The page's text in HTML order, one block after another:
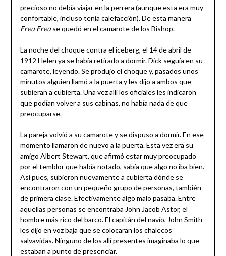
precioso no debía viajar en la perrera (aunque esta era muy
confortable, incluso tenía calefacción). De esta manera
Freu Freuse quedó en el camarote de los Bishop.
La noche del choque contra el iceberg, el 14 de abril de
1912 Helen ya se había retirado a dormir. Dick seguía en su
camarote, leyendo. Se produjo el choque y, pasados unos
minutos alguien llamó a la puerta y les dijo a ambos que
subieran a cubierta. Una vez allí los oficiales les indicaron
que podían volver a sus cabinas, no había nada de que
preocuparse.
La pareja volvió a su camarote y se dispuso a dormir. En ese
momento llamaron de nuevo a la puerta. Esta vez era su
amigo Albert Stewart, que afirmó estar muy preocupado
por el temblor que había notado, sabía que algo no iba bien.
Así pues, subieron nuevamente a cubierta dónde se
encontraron con un pequeño grupo de personas, también
de primera clase. Efectivamente algo malo pasaba. Entre
aquellas personas se encontraba John Jacob Astor, el
hombre más rico del barco. El capitán del navío, John Smith
les dijo en voz baja que se colocaran los chalecos
salvavidas. Ninguno de los allí presentes imaginaba lo que
estaban a punto de presenciar.